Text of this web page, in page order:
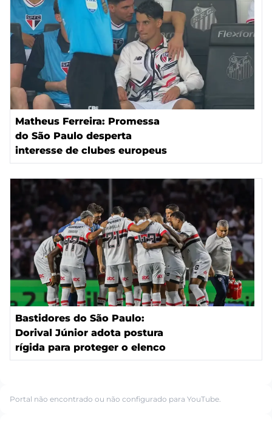
Matheus Ferreira: Promessa
do São Paulo desperta
interesse de clubes europeus
Bastidores do São Paulo:
Dorival Júnior adota postura
rígida para proteger o elenco
Portal não encontrado ou não configurado para YouTube.